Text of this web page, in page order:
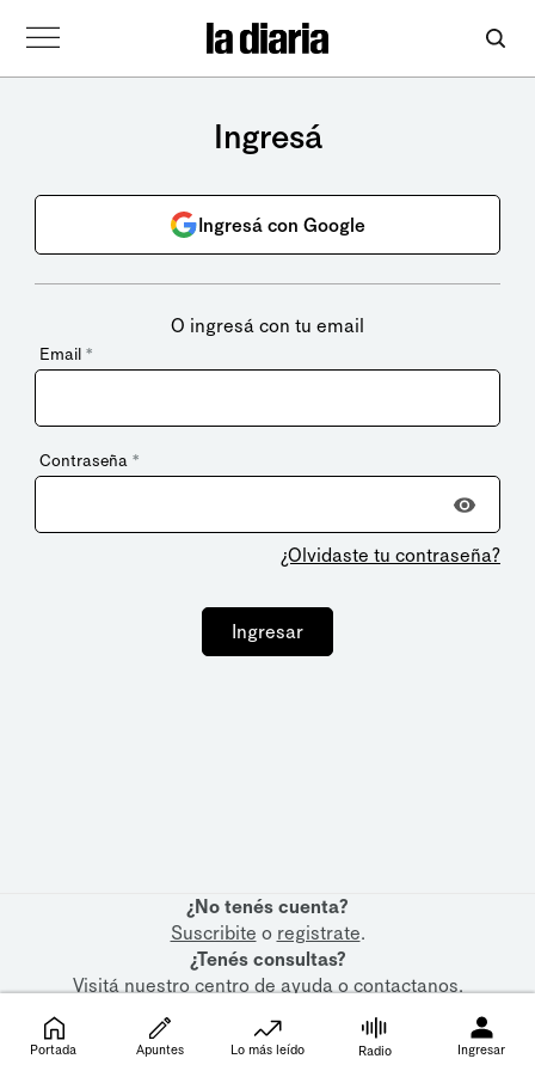
Ingresá
Ingresá con Google
O ingresá con tu email
Email *
Contraseña *
¿Olvidaste tu contraseña?
Ingresar
¿No tenés cuenta?
Suscribite o registrate.
¿Tenés consultas?
Visitá nuestrocentro de ayudaocontactanos.
Portada Apuntes Lo más leído Radio Ingresar